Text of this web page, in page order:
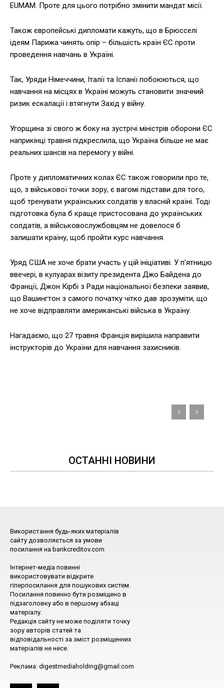
EUMAM. Проте для цього потрібно змінити мандат місії.
Також європейські дипломати кажуть, що в Брюсселі
ідеям Парижа чинять опір – більшість країн ЄС проти
проведення навчань в Україні.
Так, Уряди Німеччини, Італії та Іспанії побоюються, що
навчання на місцях в Україні можуть становити значний
ризик ескалації і втягнути Захід у війну.
Угорщина зі свого ж боку на зустрічі міністрів оборони ЄС
наприкінці травня підкреслила, що Україна більше не має
реальних шансів на перемогу у війні.
Проте у дипломатичних колах ЄС також говорили про те,
що, з військової точки зору, є вагомі підстави для того,
щоб тренувати українських солдатів у власній країні. Тоді
підготовка була б краще пристосована до українських
солдатів, а військовослужбовцям не довелося б
залишати країну, щоб пройти курс навчання.
Уряд США не хоче брати участь у цій ініціативі. У п'ятницю
ввечері, в кулуарах візиту президента Джо Байдена до
Франції, Джон Кірбі з Ради національної безпеки заявив,
що Вашингтон з самого початку чітко дав зрозуміти, що
не хоче відправляти американські війська в Україну.
Нагадаємо, що 27 травня Франція вирішила направити
інструкторів до України для навчання захисників.
ОСТАННІ НОВИНИ
Використання будь-яких матеріалів
сайту дозволяється за умови
посилання на bankcreditov.com
Інтернет-медіа повинні
використовувати відкрите
гіперпосилання для пошукових систем.
Посилання повинно бути розміщено в
підзаголовку або в першому абзаці
матеріалу.
Редакція сайту не може поділяти точку
зору авторів статей та
відповідальності за зміст розміщенних
матеріалів не несе.
Реклама: digestmediaholding@gmail.com